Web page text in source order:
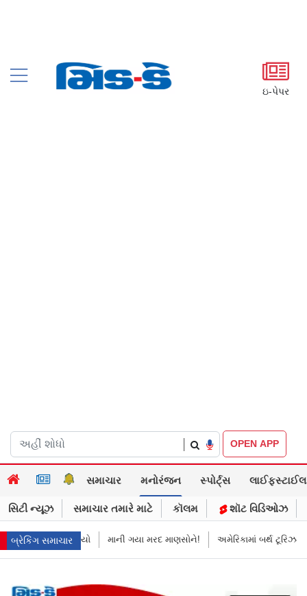
ઇ-પેપર
OPEN APP
સમાચાર મનોરંજન સ્પોર્ટ્સ લાઈફસ્ટાઈલ
સિટી ન્યૂઝ સમાચાર તમારે માટે કૉલમ શૉટ વિડિઓઝ
બ્રેકિંગ સમાચાર
માની ગયા મરદ માણસોને! અમેરિકામાં બર્થ ટૂરિઝમ પર પ્રતિબંધ મૂક્યો